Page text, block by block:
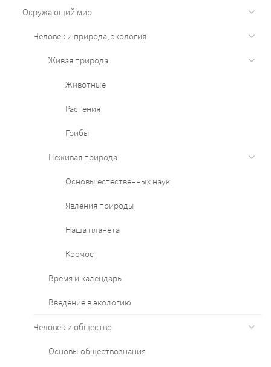
Окружающий мир
Человек и природа, экология
Живая природа
Животные
Растения
Грибы
Неживая природа
Основы естественных наук
Явления природы
Наша планета
Космос
Время и календарь
Введение в экологию
Человек и общество
Основы обществознания